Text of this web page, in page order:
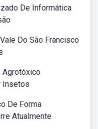
De Informática
Do São Francisco
Agrotóxico
Insetos
De Forma
Atualmente